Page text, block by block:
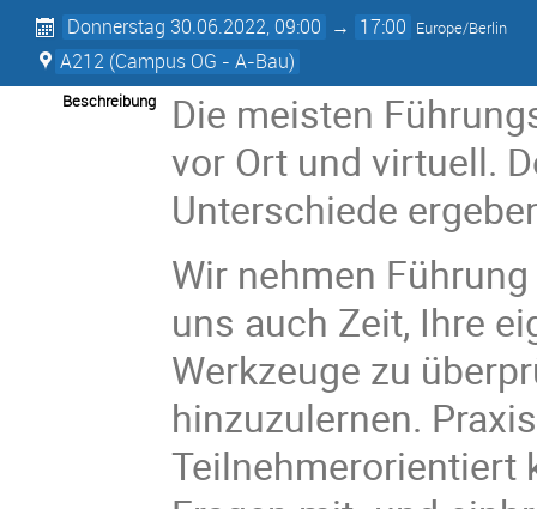
Donnerstag 30.06.2022, 09:00 → 17:00 Europe/Berlin
A212 (Campus OG - A-Bau)
Beschreibung
Die meisten
vor Ort und virtuell.
Unterschiede
Wir nehmen
uns auch Zeit, Ihre
Werkzeuge zu
hinzuzulernen.
Teilnehmerorientiert